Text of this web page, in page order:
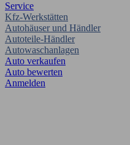
Service
Kfz-Werkstätten
Autohäuser und Händler
Autoteile-Händler
Autowaschanlagen
Auto verkaufen
Auto bewerten
Anmelden